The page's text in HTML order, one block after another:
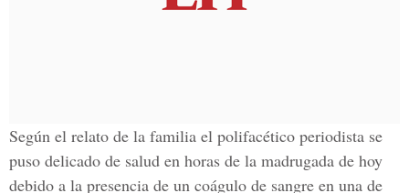
Según el relato de la familia el polifacético periodista se
puso delicado de salud en horas de la madrugada de hoy
debido a la presencia de un coágulo de sangre en una de